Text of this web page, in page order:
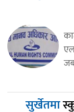
सुर्खेतमा